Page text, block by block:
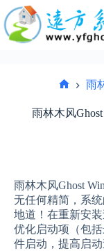
过
内
页
雨
雨林木风
雨林木风Ghost
无任何精简，系
地道！在重新安
优化启动项（包
件启动，提高启